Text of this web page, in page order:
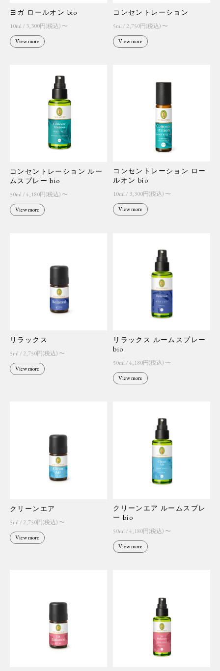
ヨガ ロールオン bio
10ml / 3,300円(税込) 〜
View more
コンセントレーション
5ml / 2,750円(税込) 〜
View more
コンセントレーション ルー
ムスプレー bio
50ml / 4,180円(税込) 〜
View more
コンセントレーション ロー
ルオン bio
10ml / 3,300円(税込) 〜
View more
リラックス
5ml / 2,750円(税込) 〜
View more
リラックス ルームスプレー
bio
50ml / 4,180円(税込) 〜
View more
クリーンエア
5ml / 2,750円(税込) 〜
View more
クリーンエア ルームスプレ
ー bio
50ml / 4,180円(税込) 〜
View more